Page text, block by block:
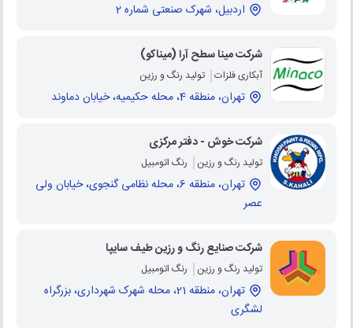
اردبیل، شهرک صنعتی شماره 2
شرکت مینا سطح آرا (میناکو)
آبکاری فلزات تولید رنگ و رزین
تهران، منطقه 4، محله حکیمیه، خیابان دماوند
شرکت خوش - دفتر مرکزی
تولید رنگ و رزین رنگ اتومبیل
تهران، منطقه 6، محله نظامی گنجوی، خیابان ولی
عصر
شرکت صنایع رنگ و رزین طیف سایپا
تولید رنگ و رزین رنگ اتومبیل
تهران، منطقه 21، محله شهرک شهرداری، بزرگراه
لشگری